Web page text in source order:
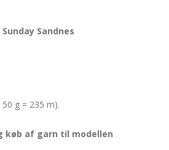
Sandnes
g = 235 m).
køb af garn til modellen